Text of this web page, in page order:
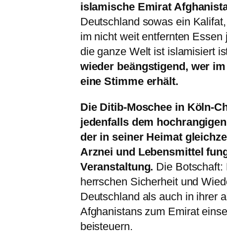
islamische Emirat
Deutschland sowas ein
im nicht weit entfernten
die ganze Welt ist islamisiert
wieder beängstigend, wer
eine Stimme erhält.
Die Ditib-Moschee in Köln-
jedenfalls dem
der in seiner Heimat
Arznei und Lebensmittel
Veranstaltung. Die Botschaft:
herrschen Sicherheit und
Deutschland als auch in ihrer
Afghanistans zum Emirat
beisteuern.